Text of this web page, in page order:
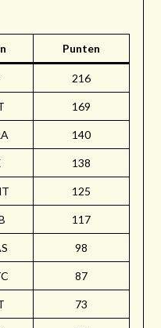
Punten
216
169
140
138
125
117
98
87
73